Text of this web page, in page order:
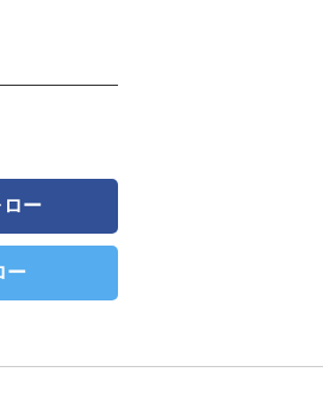
ー
ー